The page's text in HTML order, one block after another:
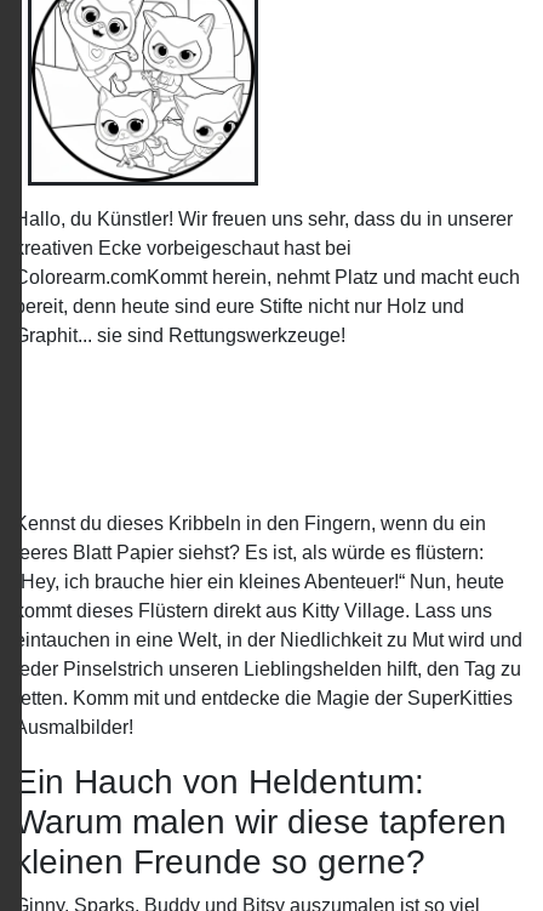
Hallo, du Künstler! Wir freuen uns sehr, dass du in unserer
kreativen Ecke vorbeigeschaut hast bei
Colorearm.comKommt herein, nehmt Platz und macht euch
bereit, denn heute sind eure Stifte nicht nur Holz und
Graphit... sie sind Rettungswerkzeuge!
Kennst du dieses Kribbeln in den Fingern, wenn du ein
leeres Blatt Papier siehst? Es ist, als würde es flüstern:
„Hey, ich brauche hier ein kleines Abenteuer!“ Nun, heute
kommt dieses Flüstern direkt aus Kitty Village. Lass uns
eintauchen in eine Welt, in der Niedlichkeit zu Mut wird und
jeder Pinselstrich unseren Lieblingshelden hilft, den Tag zu
retten. Komm mit und entdecke die Magie der SuperKitties
Ausmalbilder!
Ein Hauch von Heldentum:
Warum malen wir diese tapferen
kleinen Freunde so gerne?
Ginny, Sparks, Buddy und Bitsy auszumalen ist so viel